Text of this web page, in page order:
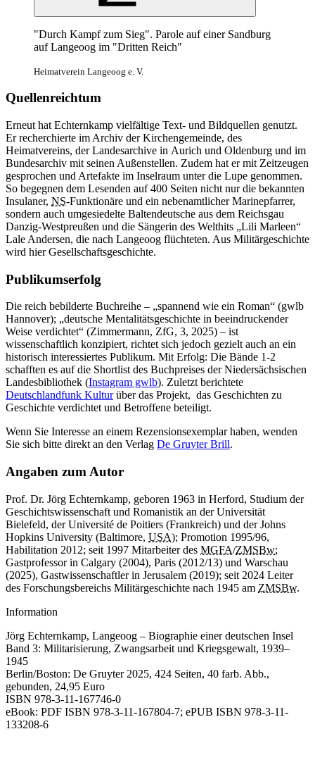
"Durch Kampf zum Sieg". Parole auf einer Sandburg
auf Langeoog im "Dritten Reich"
Heimatverein Langeoog e. V.
Quellenreichtum
Erneut hat Echternkamp vielfältige Text- und Bildquellen genutzt.
Er recherchierte im Archiv der Kirchengemeinde, des
Heimatvereins, der Landesarchive in Aurich und Oldenburg und im
Bundesarchiv mit seinen Außenstellen. Zudem hat er mit Zeitzeugen
gesprochen und Artefakte im Inselraum unter die Lupe genommen.
So begegnen dem Lesenden auf 400 Seiten nicht nur die bekannten
Insulaner, NS-Funktionäre und ein nebenamtlicher Marinepfarrer,
sondern auch umgesiedelte Baltendeutsche aus dem Reichsgau
Danzig-Westpreußen und die Sängerin des Welthits „Lili Marleen“
Lale Andersen, die nach Langeoog flüchteten. Aus Militärgeschichte
wird hier Gesellschaftsgeschichte.
Publikumserfolg
Die reich bebilderte Buchreihe – „spannend wie ein Roman“ (gwlb
Hannover); „deutsche Mentalitätsgeschichte in beeindruckender
Weise verdichtet“ (Zimmermann, ZfG, 3, 2025) – ist
wissenschaftlich konzipiert, richtet sich jedoch gezielt auch an ein
historisch interessiertes Publikum. Mit Erfolg: Die Bände 1-2
schafften es auf die Shortlist des Buchpreises der Niedersächsischen
Landesbibliothek (Instagram gwlb). Zuletzt berichtete
Deutschlandfunk Kulturüber das Projekt, das Geschichten zu
Geschichte verdichtet und Betroffene beteiligt.
Wenn Sie Interesse an einem Rezensionsexemplar haben, wenden
Sie sich bitte direktan den Verlag De Gruyter Brill.
Angaben zum Autor
Prof. Dr. Jörg Echternkamp, geboren 1963 in Herford, Studium der
Geschichtswissenschaft und Romanistik an der Universität
Bielefeld, der Université de Poitiers (Frankreich) und der Johns
Hopkins University (Baltimore, USA); Promotion 1995/96,
Habilitation 2012; seit 1997 Mitarbeiter des MGFA/ZMSBw;
Gastprofessor in Calgary (2004), Paris (2012/13) und Warschau
(2025), Gastwissenschaftler in Jerusalem (2019); seit 2024 Leiter
des Forschungsbereichs Militärgeschichte nach 1945 am ZMSBw.
Information
Jörg Echternkamp, Langeoog – Biographie einer deutschen Insel
Band 3: Militarisierung, Zwangsarbeit und Kriegsgewalt, 1939–
1945
Berlin/Boston: De Gruyter 2025, 424 Seiten, 40 farb. Abb.,
gebunden, 24,95 Euro
ISBN 978-3-11-167746-0
eBook: PDF ISBN 978-3-11-167804-7; ePUB ISBN 978-3-11-
133208-6